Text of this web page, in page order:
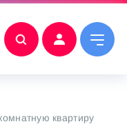
квартиру